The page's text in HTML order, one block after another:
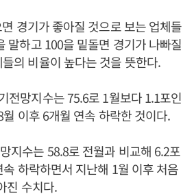
경기가 좋아질 것으로 보는 업체들
말하고 100을 밑돌면 경기가 나빠질
의 비율이 높다는 것을 뜻한다.
전망지수는 75.6로 1월보다 1.1포인
이후 6개월 연속 하락한 것이다.
지수는 58.8로 전월과 비교해 6.2포
하락하면서 지난해 1월 이후 처음
진 수치다.